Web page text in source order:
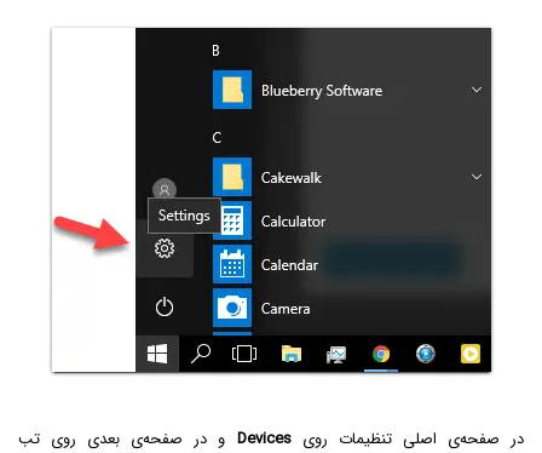
در صفحه‌ی اصلی تنظیمات رویDevices و در صفحه‌ی بعدی روی تب